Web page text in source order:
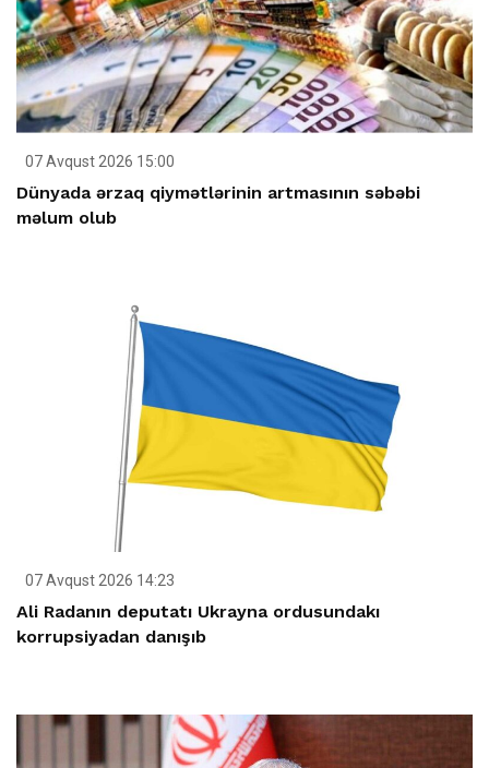
07 Avqust 2026 15:00
Dünyada ərzaq qiymətlərinin artmasının səbəbi
məlum olub
07 Avqust 2026 14:23
Ali Radanın deputatı Ukrayna ordusundakı
korrupsiyadan danışıb